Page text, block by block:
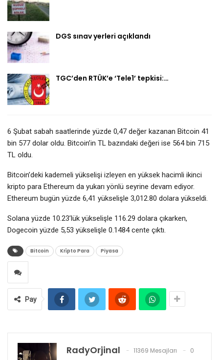
DGS sınav yerleri açıklandı
TGC’den RTÜK’e ‘Tele1’ tepkisi:…
6 Şubat sabah saatlerinde yüzde 0,47 değer kazanan Bitcoin 41
bin 577 dolar oldu. Bitcoin’in TL bazındaki değeri ise 564 bin 715
TL oldu.
Bitcoin’deki kademeli yükselişi izleyen en yüksek hacimli ikinci
kripto para Ethereum da yukarı yönlü seyrine devam ediyor.
Ethereum bugün yüzde 6,41 yükselişle 3,012.80 dolara yükseldi.
Solana yüzde 10.23’lük yükselişle 116.29 dolara çıkarken,
Dogecoin yüzde 5,53 yükselişle 0.1484 cente çıktı.
Bitcoin Kri̇pto Para Piyasa
Pay
RadyOrjinal 11369 Mesajları
0